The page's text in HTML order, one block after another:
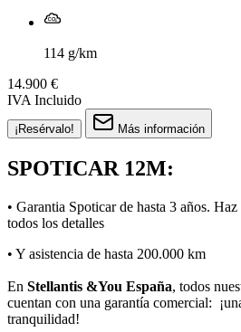
114 g/km
14.900 €
IVA Incluido
¡Resérvalo! Más información
SPOTICAR 12M:
• Garantia Spoticar de hasta 3 años.
todos los detalles
• Y asistencia de hasta 200.000 km
En Stellantis &You España, todos
cuentan con una garantía comercial:
tranquilidad!